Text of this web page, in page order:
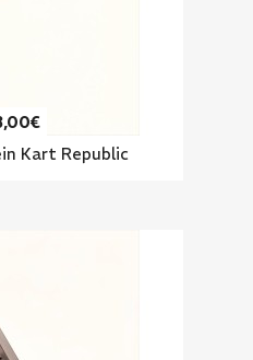
Kart Republic